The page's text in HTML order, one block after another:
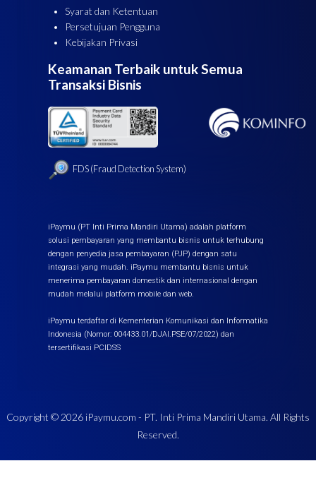
Syarat dan Ketentuan
Persetujuan Pengguna
Kebijakan Privasi
Keamanan Terbaik untuk Semua
Transaksi Bisnis
FDS (Fraud Detection System)
iPaymu (PT Inti Prima Mandiri Utama) adalah platform
solusi pembayaran yang membantu bisnis untuk terhubung
dengan penyedia jasa pembayaran (PJP) dengan satu
integrasi yang mudah. iPaymu membantu bisnis untuk
menerima pembayaran domestik dan internasional dengan
mudah melalui platform mobile dan web.
iPaymu terdaftar di Kementerian Komunikasi dan Informatika
Indonesia (Nomor: 004433.01/DJAI.PSE/07/2022) dan
tersertifikasi PCIDSS
Copyright © 2026 iPaymu.com - PT. Inti Prima Mandiri Utama. All Rights
Reserved.